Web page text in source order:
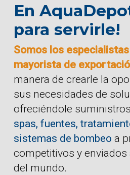
En
para servirle!
Somos los
mayorista de
manera de crearle la
sus necesidades de
ofreciéndole
spas, fuentes,
sistemas de bombeo a
competitivos y enviados
del mundo.